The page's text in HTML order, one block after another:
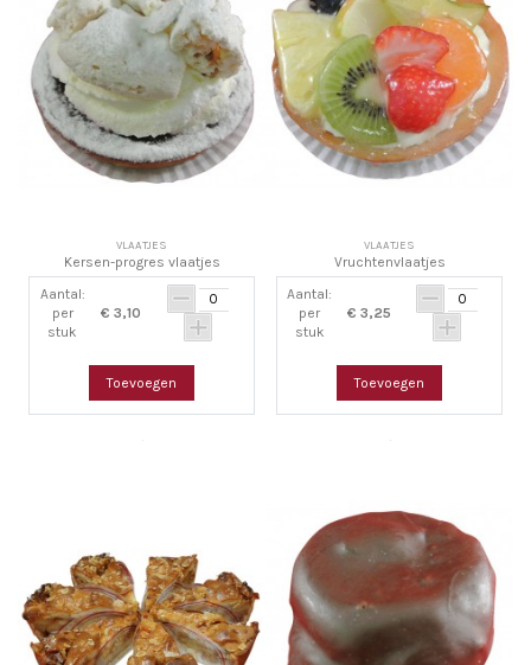
VLAATJES
Kersen-progres vlaatjes
Aantal:
per
stuk
€ 3,10
Toevoegen
VLAATJES
Vruchtenvlaatjes
Aantal:
per
stuk
€ 3,25
Toevoegen